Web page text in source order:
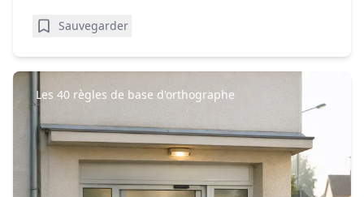
Sauvegarder
Les 40 règles de base d'orthographe